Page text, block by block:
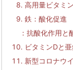
高用量ビタミン
鉄：酸化促進
抗酸化作用と
ビタミンDと
新型コロナウ